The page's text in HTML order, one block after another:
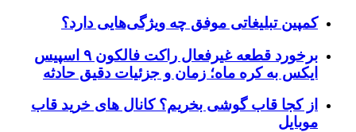
کمپین تبلیغاتی موفق چه ویژگی‌هایی دارد؟
برخورد قطعه غیرفعال راکت فالکون ۹ اسپیس
ایکس به کره ماه؛ زمان و جزئیات دقیق حادثه
از کجا قاب گوشی بخریم؟ کانال های خرید قاب
موبایل